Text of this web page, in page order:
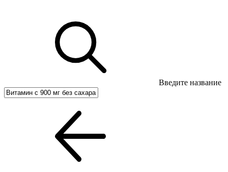
Введите название